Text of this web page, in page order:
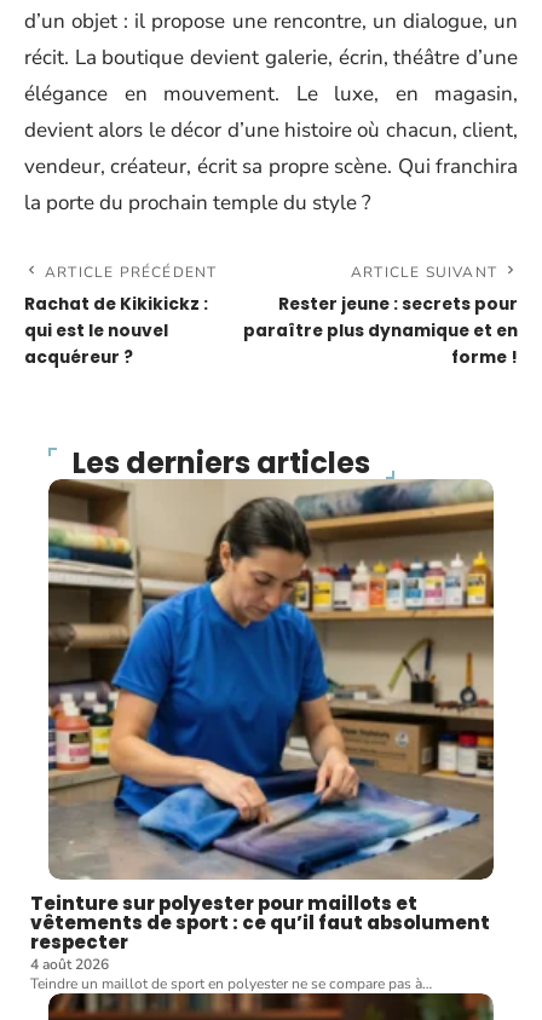
d’un objet : il propose une rencontre, un dialogue, un
récit. La boutique devient galerie, écrin, théâtre d’une
élégance en mouvement. Le luxe, en magasin,
devient alors le décor d’une histoire où chacun, client,
vendeur, créateur, écrit sa propre scène. Qui franchira
la porte du prochain temple du style ?
ARTICLE PRÉCÉDENT
Rachat de Kikikickz :
qui est le nouvel
acquéreur ?
ARTICLE SUIVANT
Rester jeune : secrets pour
paraître plus dynamique et en
forme !
Les derniers articles
Teinture sur polyester pour maillots et
vêtements de sport : ce qu’il faut absolument
respecter
4 août 2026
Teindre un maillot de sport en polyester ne se compare pas à…